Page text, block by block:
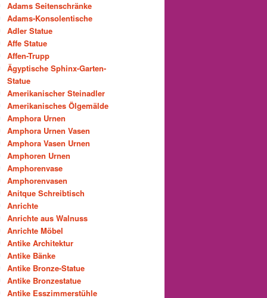
Adams Seitenschränke
Adams-Konsolentische
Adler Statue
Affe Statue
Affen-Trupp
Ägyptische Sphinx-Garten-
Statue
Amerikanischer Steinadler
Amerikanisches Ölgemälde
Amphora Urnen
Amphora Urnen Vasen
Amphora Vasen Urnen
Amphoren Urnen
Amphorenvase
Amphorenvasen
Anitque Schreibtisch
Anrichte
Anrichte aus Walnuss
Anrichte Möbel
Antike Architektur
Antike Bänke
Antike Bronze-Statue
Antike Bronzestatue
Antike Esszimmerstühle